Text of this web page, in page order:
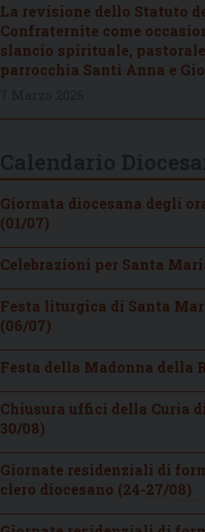
La revisione dello Statuto
Confraternite come
slancio spirituale,
parrocchia Santi Anna e
Giornata diocesana degli
(01/07)
Celebrazioni per Santa
Festa liturgica di Santa
(06/07)
Festa della Madonna della
Chiusura uffici della Curia
30/08)
Giornate residenziali di
clero diocesano (24-27/08)